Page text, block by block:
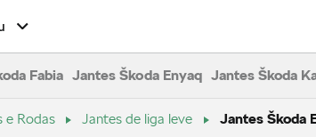
Fabia Jantes Škoda Enyaq Jantes Škoda
e Rodas Jantes de liga leve Jantes Škoda